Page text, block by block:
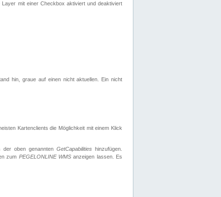
Layer mit einer Checkbox aktiviert und deaktiviert
hin, graue auf einen nicht aktuellen. Ein nicht
Kartenclients die Möglichkeit mit einem Klick
oben genannten GetCapabilities hinzufügen.
zum PEGELONLINE WMSanzeigen lassen. Es